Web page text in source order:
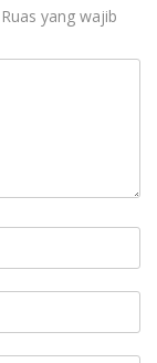
Ruas yang wajib